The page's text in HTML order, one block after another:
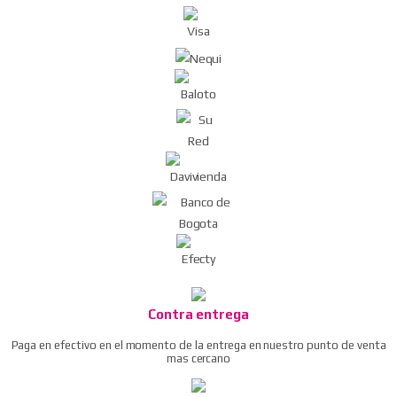
Pistola de aire dg-10 compresor/soplador del
Ratchet neumático / llave de trinquete de aire
Remachadora neumática
Taladro reversible neumático 3/8″
Contra entrega
Paga en efectivo en el momento de la entrega en nuestro punto de venta
mas cercano